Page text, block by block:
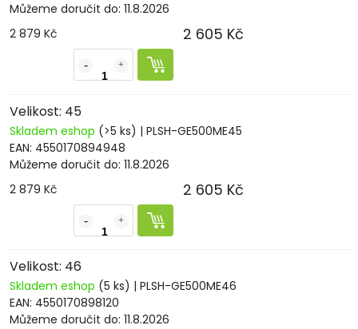
Můžeme doručit do: 11.8.2026
2 879 Kč
2 605 Kč
Velikost: 45
Skladem eshop (>5 ks) | PLSH-GE500ME45
EAN: 4550170894948
Můžeme doručit do: 11.8.2026
2 879 Kč
2 605 Kč
Velikost: 46
Skladem eshop (5 ks) | PLSH-GE500ME46
EAN: 4550170898120
Můžeme doručit do: 11.8.2026